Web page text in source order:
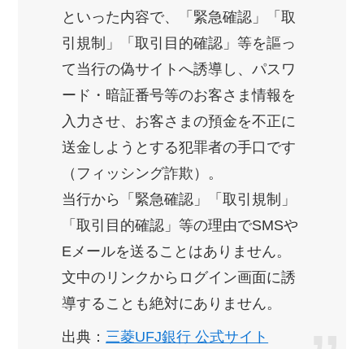
といった内容で、「緊急確認」「取
引規制」「取引目的確認」等を謳っ
て当行の偽サイトへ誘導し、パスワ
ード・暗証番号等のお客さま情報を
入力させ、お客さまの預金を不正に
送金しようとする犯罪者の手口です
（フィッシング詐欺）。
当行から「緊急確認」「取引規制」
「取引目的確認」等の理由でSMSや
Eメールを送ることはありません。
文中のリンクからログイン画面に誘
導することも絶対にありません。
出典： 三菱UFJ銀行 公式サイト